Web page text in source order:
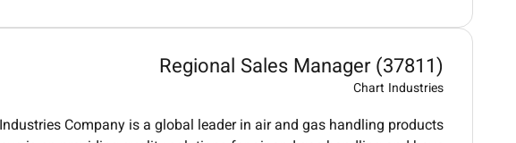
Regional Sales Manager (37811)
Chart Industries
Company is a global leader in air and gas handling products